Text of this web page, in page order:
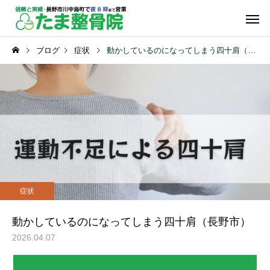
保険診療 自由診
頭・首・肩の症状
冷房の当たりすぎが肩こり
になる？（長野市）
交通事故の症状
交通事故の痛みは筋膜
ースが有効です！（長
市）
ブログ 症状 動かしているのになってしまう四十肩（長野市）
症状
動かしているのになってしまう四十肩（長野市）
2026.04.07